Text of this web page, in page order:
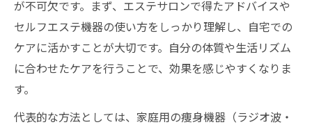
が不可欠です。まず、エステサロンで得たアドバイスや
セルフエステ機器の使い方をしっかり理解し、自宅での
ケアに活かすことが大切です。自分の体質や生活リズム
に合わせたケアを行うことで、効果を感じやすくなりま
す。
代表的な方法としては、家庭用の痩身機器（ラジオ波・